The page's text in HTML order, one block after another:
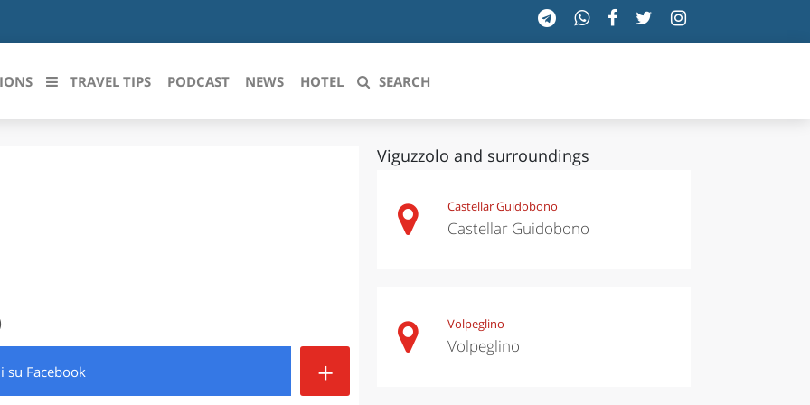
ROMAGNA PIEMONTE
TOSCANA
VALLE D'AOSTA
TRAVEL TIPS PODCAST NEWS HOTEL SEARCH
su Facebook +
Viguzzolo and surroundings
Castellar Guidobono
Castellar Guidobono
Volpeglino
Volpeglino